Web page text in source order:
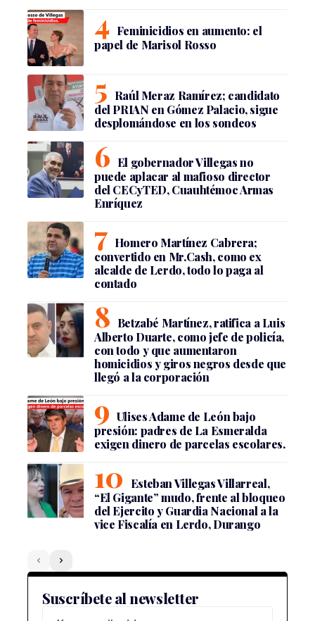
Feminicidios en aumento: el
papel de Marisol Rosso
Raúl Meraz Ramírez; candidato
del PRIAN en Gómez Palacio, sigue
desplomándose en los sondeos
El gobernador Villegas no
puede aplacar al mafioso director
del CECyTED, Cuauhtémoc Armas
Enríquez
Homero Martínez Cabrera;
convertido en Mr.Cash, como ex
alcalde de Lerdo, todo lo paga al
contado
Betzabé Martínez, ratifica a Luis
Alberto Duarte, como jefe de policía,
con todo y que aumentaron
homicidios y giros negros desde que
llegó a la corporación
Ulises Adame de León bajo
presión: padres de La Esmeralda
exigen dinero de parcelas escolares.
Esteban Villegas Villarreal,
“El Gigante” mudo, frente al bloqueo
del Ejercito y Guardia Nacional a la
vice Fiscalía en Lerdo, Durango
Suscríbete al newsletter